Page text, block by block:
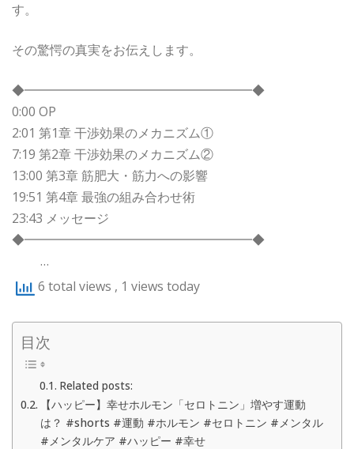
す。
その驚愕の真実をお伝えします。
◆━━━━━━━━━━━━━━━━━━◆
0:00 OP
2:01 第1章 干渉効果のメカニズム①
7:19 第2章 干渉効果のメカニズム②
13:00 第3章 筋肥大・筋力への影響
19:51 第4章 最強の組み合わせ術
23:43 メッセージ
◆━━━━━━━━━━━━━━━━━━◆
…
6 total views , 1 views today
目次
Related posts:
【ハッピー】幸せホルモン「セロトニン」増やす運動
は？ #shorts #運動 #ホルモン #セロトニン #メンタル
#メンタルケア #ハッピー #幸せ